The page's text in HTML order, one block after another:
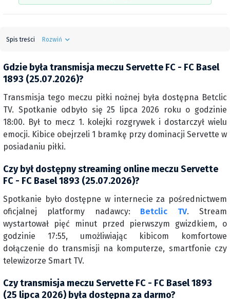
Spis treści Rozwiń
Gdzie była transmisja meczu Servette FC - FC Basel
1893 (25.07.2026)?
Transmisja tego meczu piłki nożnej była dostępna Betclic
TV. Spotkanie odbyło się 25 lipca 2026 roku o godzinie
18:00. Był to mecz 1. kolejki rozgrywek i dostarczył wielu
emocji. Kibice obejrzeli 1 bramkę przy dominacji Servette w
posiadaniu piłki.
Czy był dostępny streaming online meczu Servette
FC - FC Basel 1893 (25.07.2026)?
Spotkanie było dostępne w internecie za pośrednictwem
oficjalnej platformy nadawcy: Betclic TV. Stream
wystartował pięć minut przed pierwszym gwizdkiem, o
godzinie 17:55, umożliwiając kibicom komfortowe
dołączenie do transmisji na komputerze, smartfonie czy
telewizorze Smart TV.
Czy transmisja meczu Servette FC - FC Basel 1893
(25 lipca 2026) była dostępna za darmo?